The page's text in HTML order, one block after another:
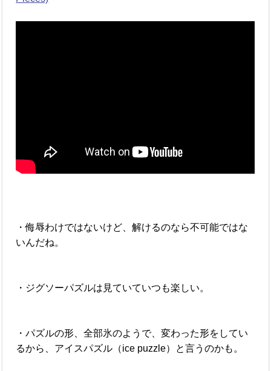
・侮辱わけではないけど、解けるのなら不可能ではな
いんだね。
・ジグソーパズルは見ていていつも楽しい。
・パズルの形、全部氷のようで、変わった形をしてい
るから、アイスパズル（ice puzzle）と言うのかも。